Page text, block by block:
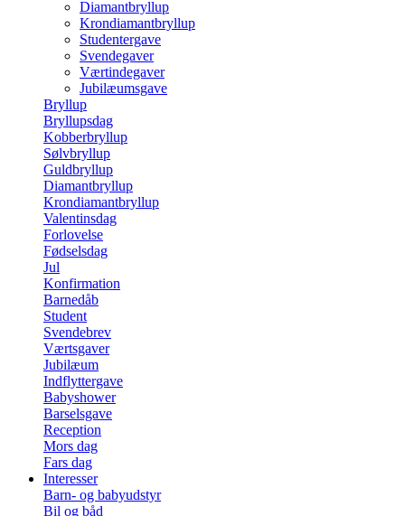
Diamantbryllup
Krondiamantbryllup
Studentergave
Svendegaver
Værtindegaver
Jubilæumsgave
Bryllup
Bryllupsdag
Kobberbryllup
Sølvbryllup
Guldbryllup
Diamantbryllup
Krondiamantbryllup
Valentinsdag
Forlovelse
Fødselsdag
Jul
Konfirmation
Barnedåb
Student
Svendebrev
Værtsgaver
Jubilæum
Indflyttergave
Babyshower
Barselsgave
Reception
Mors dag
Fars dag
Interesser
Barn- og babyudstyr
Bil og båd